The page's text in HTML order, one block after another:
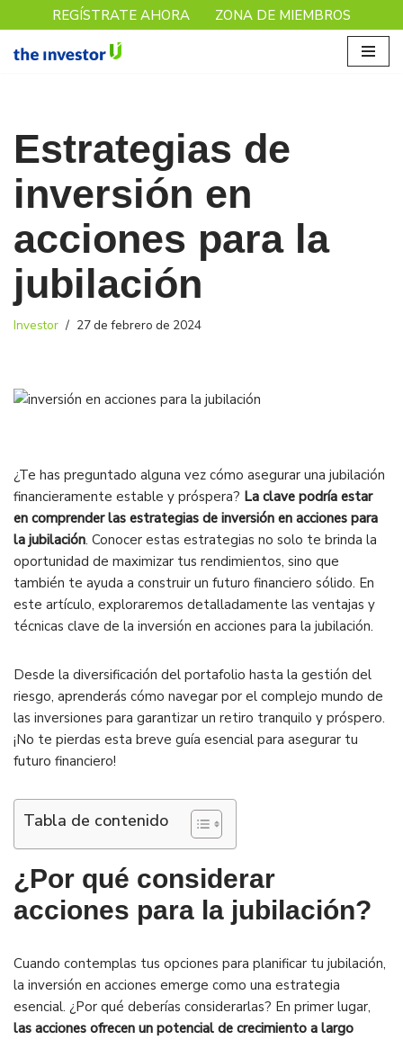
Saltar
REGÍSTRATE AHORA ZONA DE MIEMBROS
Estrategias de
inversión en
acciones para la
jubilación
Investor 27 de febrero de 2024
¿Te has preguntado alguna vez cómo asegurar una jubilación
financieramente estable y próspera? La clave podría estar
en comprender las estrategias de inversión en acciones para
la jubilación. Conocer estas estrategias no solo te brinda la
oportunidad de maximizar tus rendimientos, sino que
también te ayuda a construir un futuro financiero sólido. En
este artículo, exploraremos detalladamente las ventajas y
técnicas clave de la inversión en acciones para la jubilación.
Desde la diversificación del portafolio hasta la gestión del
riesgo, aprenderás cómo navegar por el complejo mundo de
las inversiones para garantizar un retiro tranquilo y próspero.
¡No te pierdas esta breve guía esencial para asegurar tu
futuro financiero!
Tabla de contenido
¿Por qué considerar
acciones para la jubilación?
Cuando contemplas tus opciones para planificar tu jubilación,
la inversión en acciones emerge como una estrategia
esencial. ¿Por qué deberías considerarlas? En primer lugar,
las acciones ofrecen un potencial de crecimiento a largo